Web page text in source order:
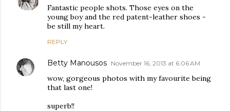
Fantastic people shots. Those eyes on the
young boy and the red patent-leather shoes -
be still my heart.
REPLY
Betty Manousos November 16, 2013 at 6:06 AM
wow, gorgeous photos with my favourite being
that last one!
superb!!